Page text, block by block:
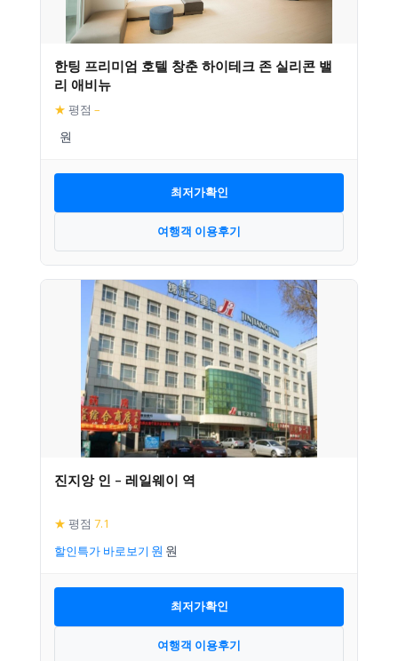
한팅 프리미엄 호텔 창춘 하이테크 존 실리콘 밸
리 애비뉴
★ 평점 –
최저가확인
여행객 이용후기
진지앙 인 – 레일웨이 역
★ 평점 7.1
할인특가 바로보기
최저가확인
여행객 이용후기